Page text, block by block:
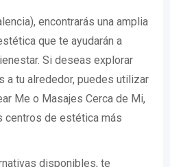
encontrarás una amplia
que te ayudarán a
Si deseas explorar
a tu alrededor, puedes utilizar
Me o Masajes Cerca de Mi,
centros de estética más
disponibles, te